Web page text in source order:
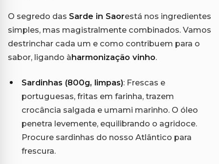
O segredo das Sarde in Saorestá nos ingredientes
simples, mas magistralmente combinados. Vamos
destrinchar cada um e como contribuem para o
sabor, ligando àharmonização vinho.
Sardinhas (800g, limpas): Frescas e
portuguesas, fritas em farinha, trazem
crocância salgada e umami marinho. O óleo
penetra levemente, equilibrando o agridoce.
Procure sardinhas do nosso Atlântico para
frescura.